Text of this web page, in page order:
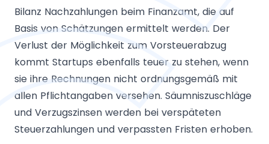
Bilanz Nachzahlungen beim Finanzamt, die auf
Basis von Schätzungen ermittelt werden. Der
Verlust der Möglichkeit zum Vorsteuerabzug
kommt Startups ebenfalls teuer zu stehen, wenn
sie ihre Rechnungen nicht ordnungsgemäß mit
allen Pflichtangaben versehen. Säumniszuschläge
und Verzugszinsen werden bei verspäteten
Steuerzahlungen und verpassten Fristen erhoben.